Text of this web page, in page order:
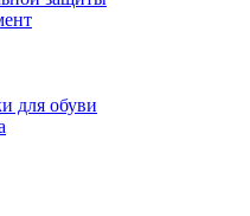
для обуви